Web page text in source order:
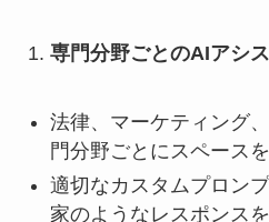
専門分野ごとのAIアシ
法律、マーケティング
門分野ごとにスペース
適切なカスタムプロン
家のようなレスポンス